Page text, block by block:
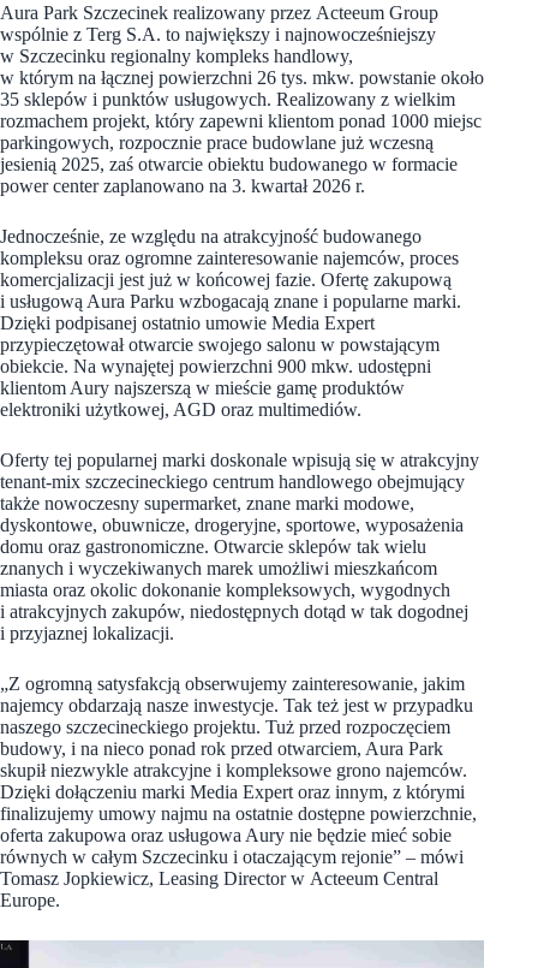
Aura Park Szczecinek realizowany przez Acteeum Group
wspólnie z Terg S.A. to największy i najnowocześniejszy
w Szczecinku regionalny kompleks handlowy,
w którym na łącznej powierzchni 26 tys. mkw. powstanie około
35 sklepów i punktów usługowych. Realizowany z wielkim
rozmachem projekt, który zapewni klientom ponad 1000 miejsc
parkingowych, rozpocznie prace budowlane już wczesną
jesienią 2025, zaś otwarcie obiektu budowanego w formacie
power center zaplanowano na 3. kwartał 2026 r.
Jednocześnie, ze względu na atrakcyjność budowanego
kompleksu oraz ogromne zainteresowanie najemców, proces
komercjalizacji jest już w końcowej fazie. Ofertę zakupową
i usługową Aura Parku wzbogacają znane i popularne marki.
Dzięki podpisanej ostatnio umowie Media Expert
przypieczętował otwarcie swojego salonu w powstającym
obiekcie. Na wynajętej powierzchni 900 mkw. udostępni
klientom Aury najszerszą w mieście gamę produktów
elektroniki użytkowej, AGD oraz multimediów.
Oferty tej popularnej marki doskonale wpisują się w atrakcyjny
tenant-mix szczecineckiego centrum handlowego obejmujący
także nowoczesny supermarket, znane marki modowe,
dyskontowe, obuwnicze, drogeryjne, sportowe, wyposażenia
domu oraz gastronomiczne. Otwarcie sklepów tak wielu
znanych i wyczekiwanych marek umożliwi mieszkańcom
miasta oraz okolic dokonanie kompleksowych, wygodnych
i atrakcyjnych zakupów, niedostępnych dotąd w tak dogodnej
i przyjaznej lokalizacji.
„Z ogromną satysfakcją obserwujemy zainteresowanie, jakim
najemcy obdarzają nasze inwestycje. Tak też jest w przypadku
naszego szczecineckiego projektu. Tuż przed rozpoczęciem
budowy, i na nieco ponad rok przed otwarciem, Aura Park
skupił niezwykle atrakcyjne i kompleksowe grono najemców.
Dzięki dołączeniu marki Media Expert oraz innym, z którymi
finalizujemy umowy najmu na ostatnie dostępne powierzchnie,
oferta zakupowa oraz usługowa Aury nie będzie mieć sobie
równych w całym Szczecinku i otaczającym rejonie” – mówi
Tomasz Jopkiewicz, Leasing Director w Acteeum Central
Europe.